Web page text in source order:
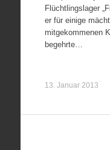
Flüchtlingslager
er für einige
mitgekommenen
begehrte…
13. Januar 2013